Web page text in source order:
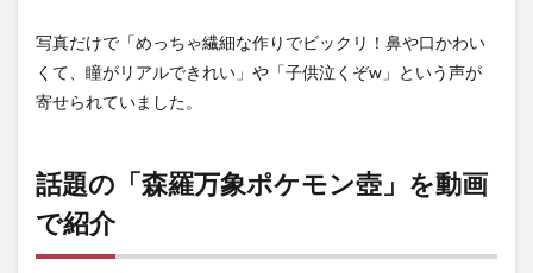
写真だけで「めっちゃ繊細な作りでビックリ！鼻や口かわい
くて、瞳がリアルできれい」や「子供泣くぞw」という声が
寄せられていました。
話題の「森羅万象ポケモン壺」を動画
で紹介